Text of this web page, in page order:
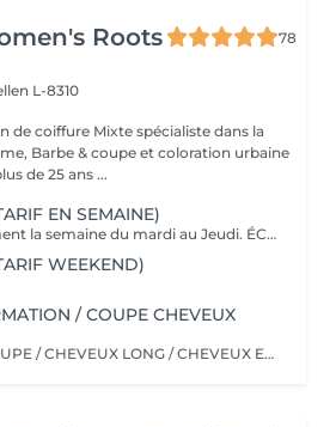
Roots
78
L-8310
de coiffure Mixte spécialiste dans la
Barbe & coupe et coloration urbaine
plus de 25 ans ...
EN SEMAINE)
Prix étudiant uniquement la semaine du mardi au Jeudi. ÉCOLIER (4-12 ans) 31 euro ( mardi au jeudi ) ÉTUDIANT ( 13-18 ans) 35 euro ( mardi au jeudi ) ******* Dégradé à Blanc/Taper fade ect ..... Prix unique à 43 euro de 4 à 18 ans******* VENDREDI,SAMEDI les prix Adultes seront appliqués. Merci de votre compréhension.
WEEKEND)
/ COUPE CHEVEUX
CHANGEMENT DE COUPE / CHEVEUX LONG / CHEVEUX EPAIS